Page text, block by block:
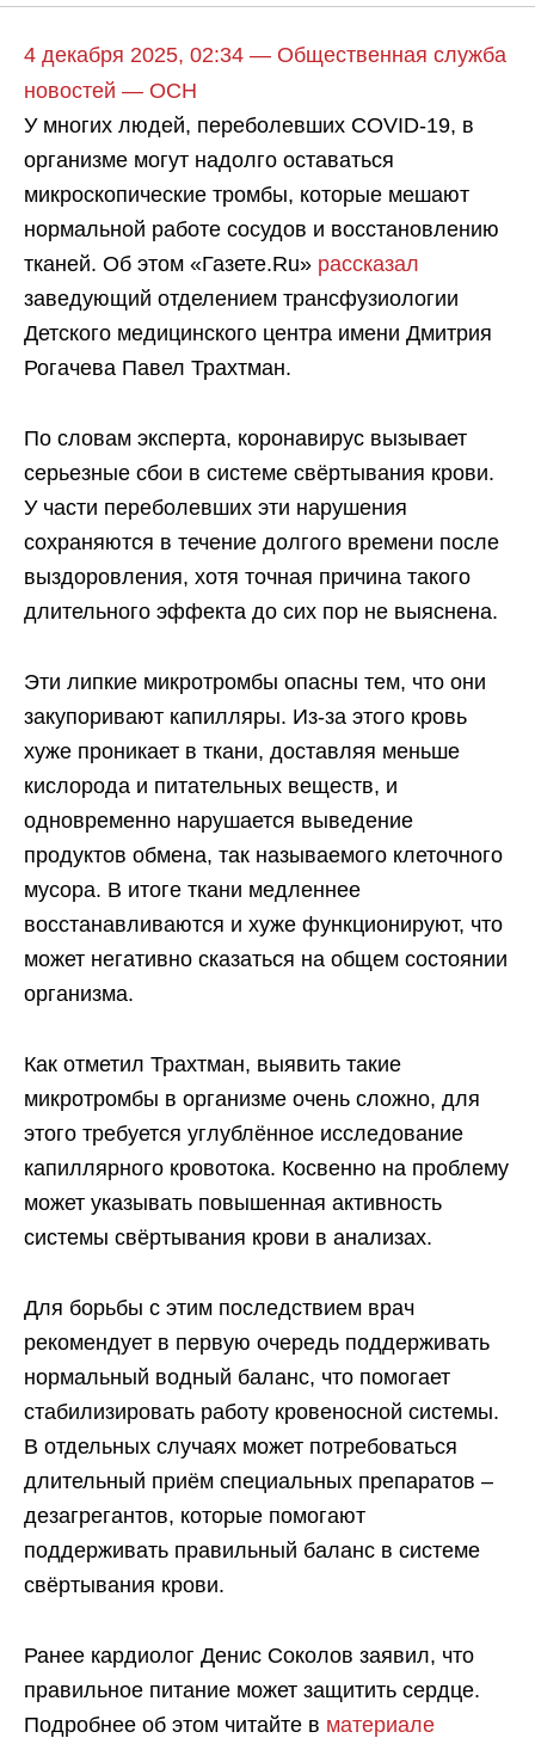
4 декабря 2025, 02:34 — Общественная служба
новостей — ОСН
У многих людей, переболевших COVID-19, в
организме могут надолго оставаться
микроскопические тромбы, которые мешают
нормальной работе сосудов и восстановлению
тканей. Об этом «Газете.Ru» рассказал
заведующий отделением трансфузиологии
Детского медицинского центра имени Дмитрия
Рогачева Павел Трахтман.
По словам эксперта, коронавирус вызывает
серьезные сбои в системе свёртывания крови.
У части переболевших эти нарушения
сохраняются в течение долгого времени после
выздоровления, хотя точная причина такого
длительного эффекта до сих пор не выяснена.
Эти липкие микротромбы опасны тем, что они
закупоривают капилляры. Из-за этого кровь
хуже проникает в ткани, доставляя меньше
кислорода и питательных веществ, и
одновременно нарушается выведение
продуктов обмена, так называемого клеточного
мусора. В итоге ткани медленнее
восстанавливаются и хуже функционируют, что
может негативно сказаться на общем состоянии
организма.
Как отметил Трахтман, выявить такие
микротромбы в организме очень сложно, для
этого требуется углублённое исследование
капиллярного кровотока. Косвенно на проблему
может указывать повышенная активность
системы свёртывания крови в анализах.
Для борьбы с этим последствием врач
рекомендует в первую очередь поддерживать
нормальный водный баланс, что помогает
стабилизировать работу кровеносной системы.
В отдельных случаях может потребоваться
длительный приём специальных препаратов –
дезагрегантов, которые помогают
поддерживать правильный баланс в системе
свёртывания крови.
Ранее кардиолог Денис Соколов заявил, что
правильное питание может защитить сердце.
Подробнее об этом читайте в материале